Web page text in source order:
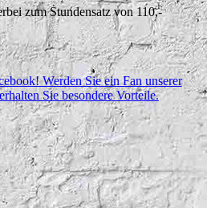
zum Stundensatz von 110,-
Werden Sie ein Fan unserer
Sie besondere Vorteile.